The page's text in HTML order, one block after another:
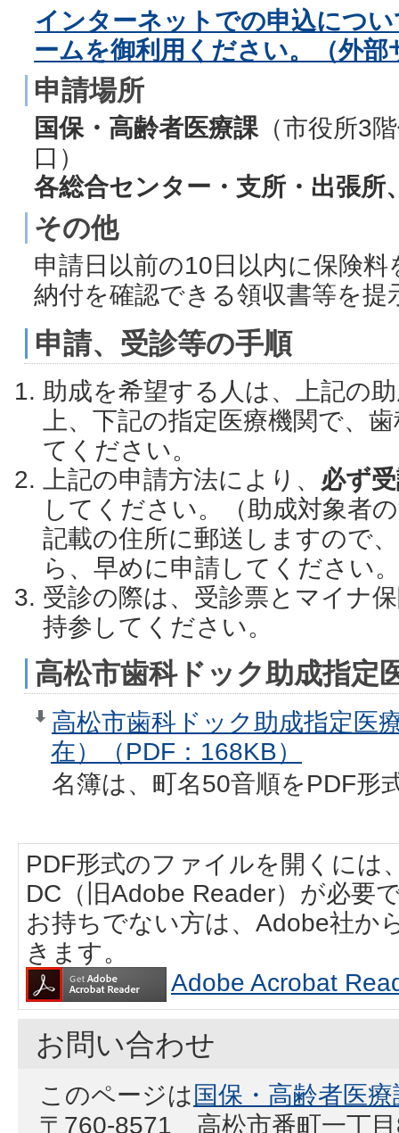
インターネットでの申込につ
ームを御利用ください。（外部
申請場所
国保・高齢者医療課（市役所3
口）
各総合センター・支所・出張
その他
申請日以前の10日以内に保険
納付を確認できる領収書等を
申請、受診等の手順
助成を希望する人は、上記の
上、下記の指定医療機関で、
てください。
上記の申請方法により、 必ず
してください。（助成対象者
記載の住所に郵送しますので
ら、早めに申請してください
受診の際は、受診票とマイナ
持参してください。
高松市歯科ドック助成指定
高松市歯科ドック助成指定医
在）（PDF：168KB）
名簿は、町名50音順をPDF形
PDF形式のファイルを開くには
DC（旧Adobe Reader）が必要
お持ちでない方は、Adobe社か
きます。
Adobe Acrobat
お問い合わせ
このページは 国保・高齢者医療
〒760-8571 高松市番町一丁